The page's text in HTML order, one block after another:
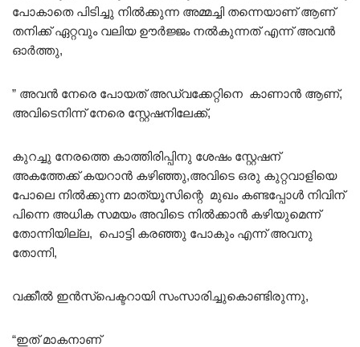
പോകാതെ പിടിച്ചു നിൽക്കുന്ന അമ്മച്ചി തന്നെയാണ് ആണ്
തനിക്ക് ഏറ്റവും വലിയ ഊർജ്ജം നൽകുന്നത് എന്ന് അവൻ
ഓർത്തു,
” അവൻ നേരെ പോയത് അഡ്വക്കേറ്റിനെ കാണാൻ ആണ്,
അവിടെനിന്ന് നേരെ സ്റ്റേഷനിലേക്ക്,
കുറച്ചു നേരത്തെ കാത്തിരിപ്പിനു ശേഷം സ്റ്റേഷന്
അകത്തേക്ക് കയറാൻ കഴിഞ്ഞു,അവിടെ ഒരു കുറ്റവാളിയെ
പോലെ നിൽക്കുന്ന മാത്യൂസിന്റെ മുഖം കണ്ടപ്പോൾ നിവിന്
പിന്നെ അധിക സമയം അവിടെ നിൽക്കാൻ കഴിയുമെന്ന്
തോന്നിയില്ല, പൊട്ടി കരഞ്ഞു പോകും എന്ന് അവനു
തോന്നി,
വക്കീൽ ഇൻസ്പെക്ടറായി സംസാരിച്ചുകൊണ്ടിരുന്നു,
“ഇത് മാകനാണ്